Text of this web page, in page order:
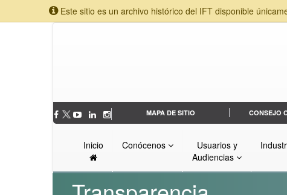
Este sitio es un archivo histórico del IFT disponible
MAPA DE SITIO CONSEJO
Inicio Conócenos
Usuarios y
Audiencias